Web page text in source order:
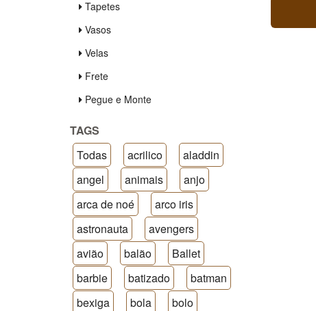
Tapetes
Vasos
Velas
Frete
Pegue e Monte
TAGS
Todas
acrilico
aladdin
angel
animais
anjo
arca de noé
arco iris
astronauta
avengers
avião
balão
Ballet
barbie
batizado
batman
bexiga
bola
bolo